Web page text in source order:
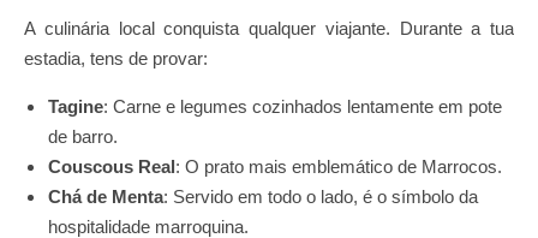
A culinária local conquista qualquer viajante. Durante a tua
estadia, tens de provar:
Tagine: Carne e legumes cozinhados lentamente em pote
de barro.
Couscous Real: O prato mais emblemático de Marrocos.
Chá de Menta: Servido em todo o lado, é o símbolo da
hospitalidade marroquina.